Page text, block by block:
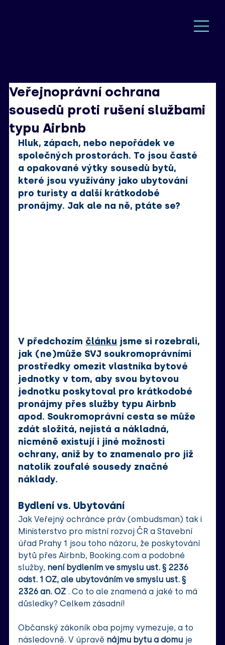
Veřejnoprávní ochrana
sousedů proti rušení službami
typu Airbnb
Hluk, zápach, nebo nepořádek ve
společných prostorách. To jsou časté
a opakované výtky sousedů bytů,
které jsou využívány jako ubytování
pro turisty a další krátkodobé
pronájmy. Jak ale na ně, ptáte se?
V předchozím článku jsme si rozebrali,
jak (ne)může SVJ soukromoprávními
prostředky omezit vlastníka bytové
jednotky v tom, aby svou bytovou
jednotku poskytoval pro krátkodobé
pronájmy přes služby typu Airbnb
apod. Soukromoprávní cesta se může
zdát složitá, nejistá a nákladná,
nicméně existují i jiné možnosti
ochrany, aniž by to znamenalo pro již
natolik zoufalé sousedy značné
náklady.
Bydlení vs. Ubytování
Jak Veřejný ochránce práv (ombudsman) tak i
Ministerstvo pro místní rozvoj ČR a Stavební
úřad Prahy 1 jsou toho názoru, že poskytování
bytů přes Airbnb, Booking.com a podobné
služby, není bydlením ve smyslu ust. § 2236
odst. 1 OZ, ale ubytováním ve smyslu ust. §
2326 an. OZ . Co to ale znamená a jaké to má
důsledky? Celkem zásadní!
Občanský zákoník oba pojmy vymezuje, a to
následovně. V úpravě nájmu bytu a domu je